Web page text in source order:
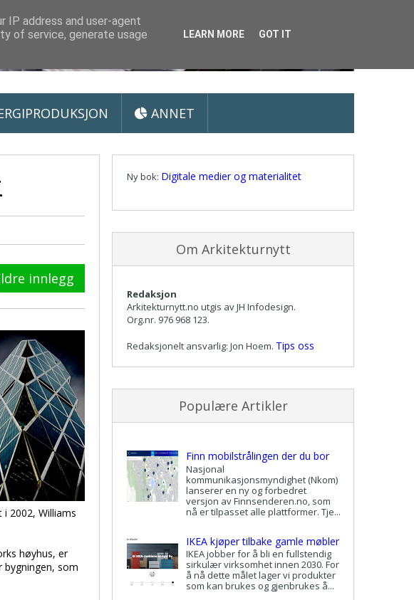
ANNET
innlegg
2002, Williams
høyhus, er
bygningen, som
Ny bok: Digitale medier og materialitet
Om Arkitekturnytt
Redaksjon
Arkitekturnytt.no utgis av JH Infodesign.
Org.nr. 976 968 123.
Redaksjonelt ansvarlig: Jon Hoem. Tips oss
Populære Artikler
Finn mobilstrålingen der du bor
Nasjonal
kommunikasjonsmyndighet (Nkom)
lanserer en ny og forbedret
versjon av Finnsenderen.no, som
nå er tilpasset alle plattformer. Tje...
IKEA kjøper tilbake gamle møbler
IKEA jobber for å bli en fullstendig
sirkulær virksomhet innen 2030. For
å nå dette målet lager vi produkter
som kan brukes og gjenbrukes å...
IP address and user-agent
of service, generate usage
LEARN MORE GOT IT